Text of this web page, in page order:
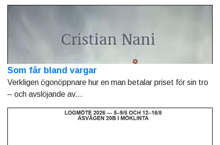
Som får bland vargar
Verkligen ögonöppnare hur en man betalar priset för sin tro
– och avslöjande av...